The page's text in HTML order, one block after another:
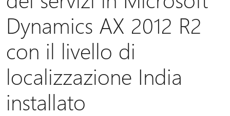
Dynamics AX 2012 R2
con il livello di
localizzazione India
installato